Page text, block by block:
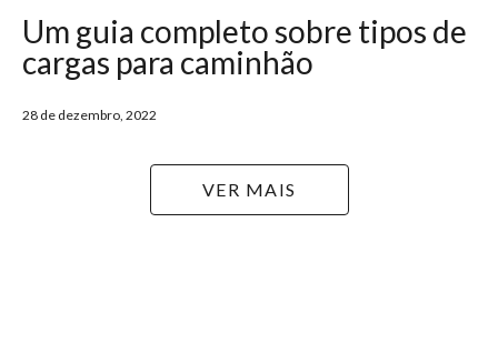
Um guia completo sobre tipos de
cargas para caminhão
28 de dezembro, 2022
VER MAIS